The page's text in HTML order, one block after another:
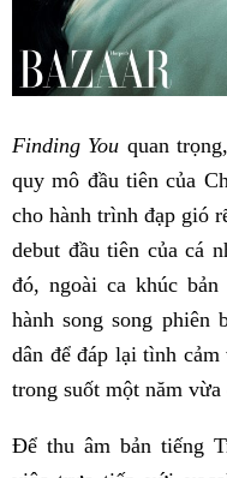
Finding You quan
quy mô đầu tiên của
cho hành trình đạp gió
debut đầu tiên của cá
đó, ngoài ca khúc
hành song song
dân để đáp lại tình
trong suốt một năm vừa
Để thu âm bản tiếng